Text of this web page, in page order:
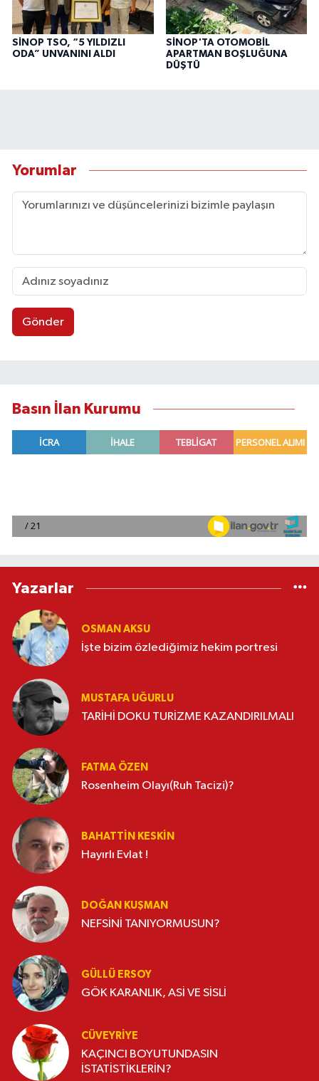
SİNOP TSO, “5 YILDIZLI
ODA” UNVANINI ALDI
SİNOP'TA OTOMOBİL
APARTMAN BOŞLUĞUNA
DÜŞTÜ
Yorumlar
Gönder
Basın İlan Kurumu
Yazarlar
OSMAN AKSU
İşte bizim özlediğimiz hekim portresi
MUSTAFA UĞURLU
TARİHİ DOKU TURİZME KAZANDIRILMALI
FATMA ÖZEN
Rosenheim Olayı(Ruh Tacizi)?
BAHATTIN KESKİN
Hayırlı Evlat !
DOĞAN KUŞMAN
NEFSİNİ TANIYORMUSUN?
GÜLLÜ ERSOY
GÖK KARANLIK, ASİ VE SİSLİ
CÜVEYRIYE
KAÇINCI BOYUTUNDASIN
İSTATİSTİKLERİN?